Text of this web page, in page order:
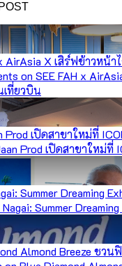
AirAsia X เสิร์ฟข้าวหน้
on SEE FAH x
ที่ยวบิน
Prod เปิดสาขาใหม่ที่
Prod เปิดสาขาใหม่ที่
Summer Dreaming
Summer
Almond Breeze ชวน